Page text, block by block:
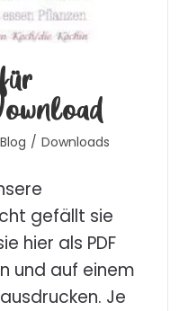
Blog / Downloads
gefällt sie
hier als PDF
und auf einem
Je